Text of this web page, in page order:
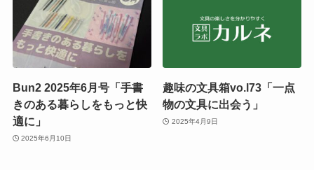
Bun2 2025年6月号「手書
きのある暮らしをもっと快
適に」
2025年6月10日
趣味の文具箱vo.l73「一点
物の文具に出会う」
2025年4月9日